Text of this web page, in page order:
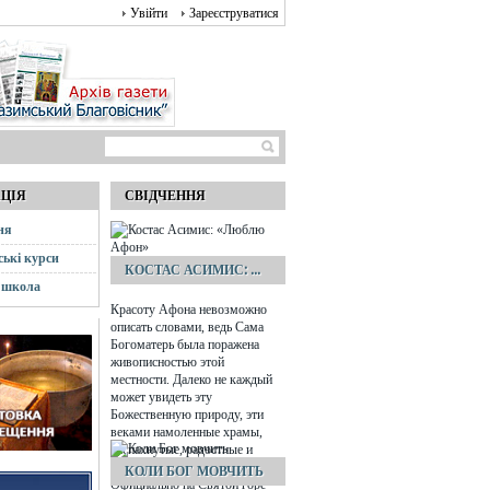
Увійти Зареєструватися
курси
школа
СВІДЧЕННЯ
КОСТАС АСИМИС: ...
Красоту Афона невозможно
описать словами, ведь Сама
Богоматерь была поражена
живописностью этой
местности. Далеко не каждый
может увидеть эту
Божественную природу, эти
веками намоленные храмы,
распахнутые, радостные и
зовущие ввысь небеса…
Официально на Святой горе
КОЛИ БОГ МОВЧИТЬ